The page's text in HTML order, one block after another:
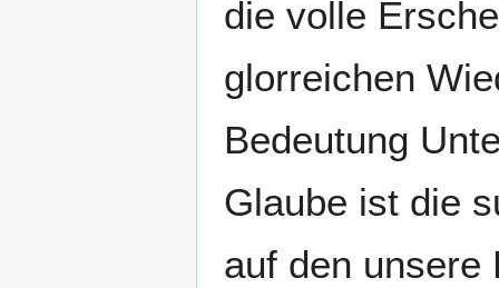
die volle
glorreichen
Bedeutung
Glaube ist die
auf den unsere